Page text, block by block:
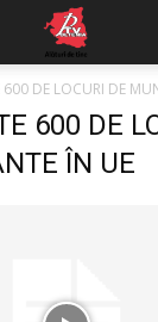
600 DE LOCURI DE
600 DE
ÎN UE